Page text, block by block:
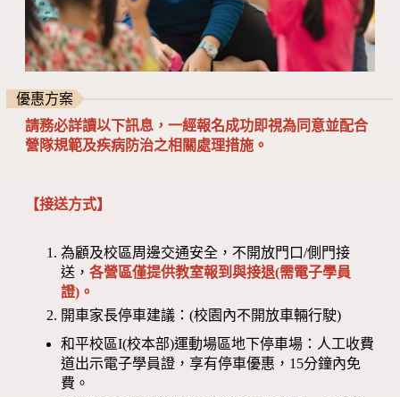
優惠方案
請務必詳讀以下訊息，一經報名成功即視為同意並配合
營隊規範及疾病防治之相關處理措施。
【接送方式】
為顧及校區周邊交通安全，不開放門口/側門接
送，各營區僅提供教室報到與接退(需電子學員
證)。
開車家長停車建議：(校園內不開放車輛行駛)
和平校區I(校本部)運動場區地下停車場：人工收費
道出示電子學員證，享有停車優惠，15分鐘內免
費。